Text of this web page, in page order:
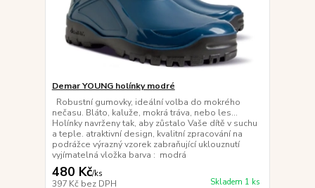
Demar YOUNG holínky modré
Robustní gumovky, ideální volba do mokrého
nečasu. Bláto, kaluže, mokrá tráva, nebo les...
Holínky navrženy tak, aby zůstalo Vaše dítě v suchu
a teple. atraktivní design, kvalitní zpracování na
podrážce výrazný vzorek zabraňující uklouznutí
vyjímatelná vložka barva : modrá
480 Kč/ks
397 Kč bez DPH Skladem 1 ks